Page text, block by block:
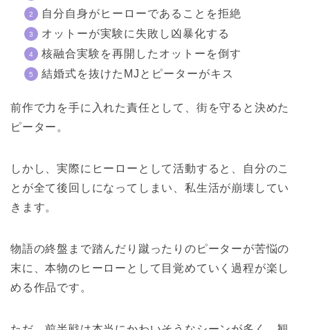
自分自身がヒーローであることを拒絶
オットーが実験に失敗し凶暴化する
核融合実験を再開したオットーを倒す
結婚式を抜けたMJとピーターがキス
前作で力を手に入れた責任として、街を守ると決めた
ピーター。
しかし、実際にヒーローとして活動すると、自分のこ
とが全て後回しになってしまい、私生活が崩壊してい
きます。
物語の終盤まで踏んだり蹴ったりのピーターが苦悩の
末に、本物のヒーローとして目覚めていく過程が楽し
める作品です。